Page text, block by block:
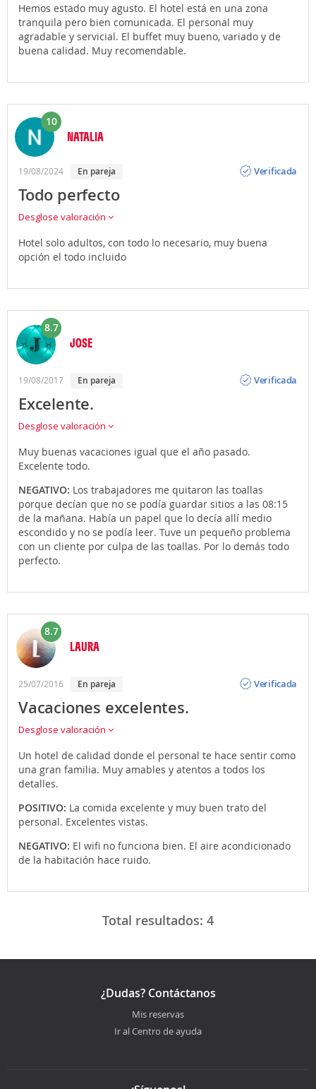
Hemos estado muy agusto. El hotel está en una zona
tranquila pero bien comunicada. El personal muy
agradable y servicial. El buffet muy bueno, variado y de
buena calidad. Muy recomendable.
10
NATALIA
19/08/2024 en pareja
Verificada
Todo perfecto
Desglose valoración
Hotel solo adultos, con todo lo necesario, muy buena
opción el todo incluido
8.7
JOSE
19/08/2017 en pareja
Verificada
Excelente.
Desglose valoración
Muy buenas vacaciones igual que el año pasado.
Excelente todo.
NEGATIVO: Los trabajadores me quitaron las toallas
porque decían que no se podía guardar sitios a las 08:15
de la mañana. Había un papel que lo decía allí medio
escondido y no se podía leer. Tuve un pequeño problema
con un cliente por culpa de las toallas. Por lo demás todo
perfecto.
8.7
LAURA
25/07/2016 en pareja
Verificada
Vacaciones excelentes.
Desglose valoración
Un hotel de calidad donde el personal te hace sentir como
una gran familia. Muy amables y atentos a todos los
detalles.
POSITIVO: La comida excelente y muy buen trato del
personal. Excelentes vistas.
NEGATIVO: El wifi no funciona bien. El aire acondicionado
de la habitación hace ruido.
Total resultados: 4
¿Dudas? Contáctanos
Mis reservas
Ir al Centro de ayuda